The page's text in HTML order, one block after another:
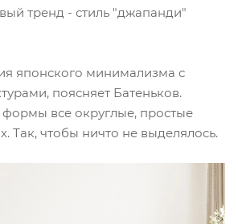
тренд - стиль "джапанди"
японского минимализма с
поясняет Батеньков.
все округлые, простые
Так, чтобы ничто не выделялось.